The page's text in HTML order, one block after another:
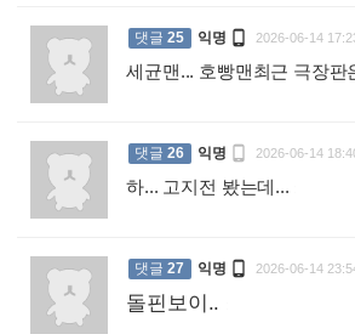
댓글 25 익명  2026-06-14
세균맨... 호빵맨최근 극장
댓글 26 익명  2026-06-14
하... 고지전 봤는데...
댓글 27 익명  2026-06-14
돌핀보이..